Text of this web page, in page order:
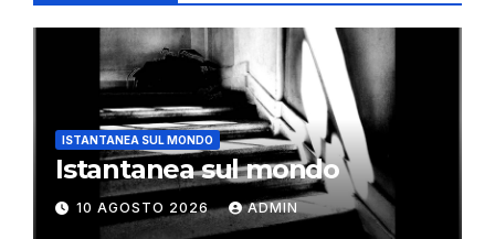
ISTANTANEA SUL MONDO
Istantanea sul mondo
10 AGOSTO 2026 ADMIN